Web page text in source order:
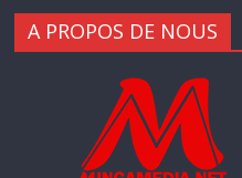
A PROPOS DE NOUS